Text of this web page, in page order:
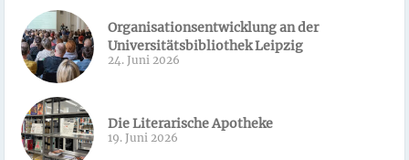
Organisationsentwicklung an der
Universitätsbibliothek Leipzig
24. Juni 2026
Die Literarische Apotheke
19. Juni 2026